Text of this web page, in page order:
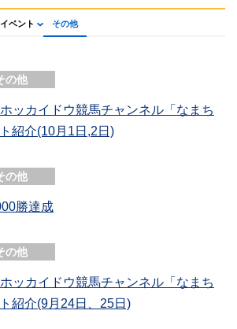
イベント その他
の他
ッカイドウ競馬チャンネル「なまち
紹介(10月1日,2日)
の他
勝達成
の他
ッカイドウ競馬チャンネル「なまち
紹介(9月24日、25日)